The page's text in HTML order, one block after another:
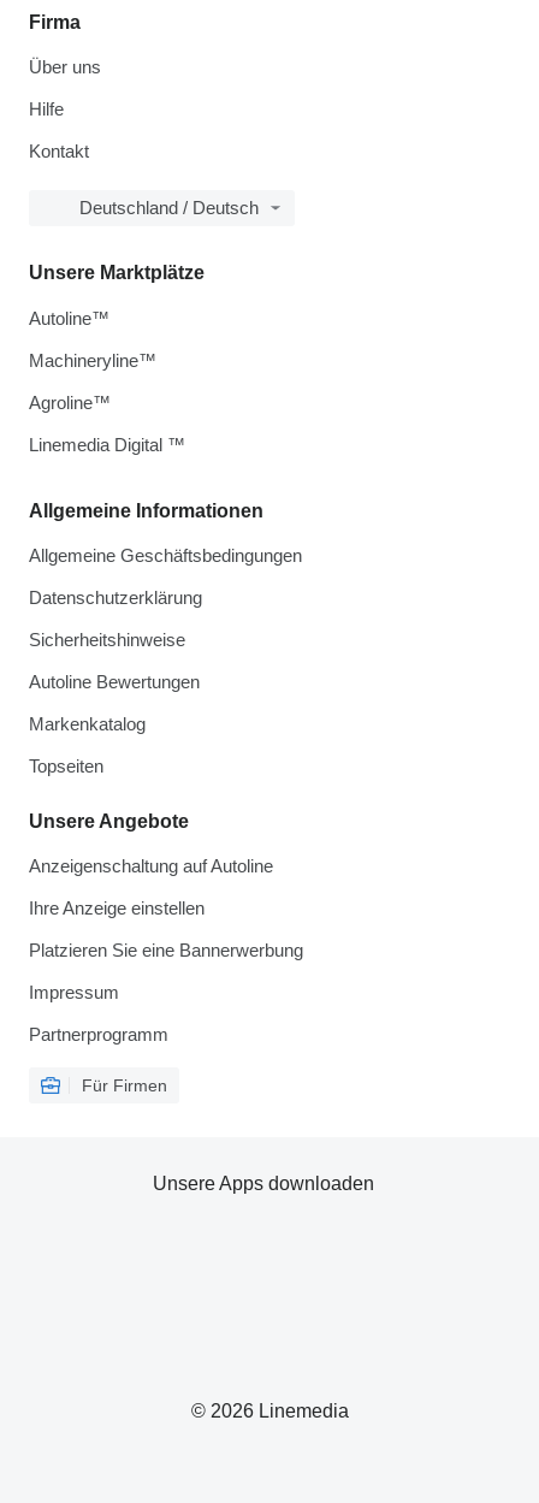
Firma
Über uns
Hilfe
Kontakt
Deutschland / Deutsch
Allgemeine Informationen
Allgemeine Geschäftsbedingungen
Datenschutzerklärung
Sicherheitshinweise
Autoline Bewertungen
Markenkatalog
Topseiten
Unsere Angebote
Anzeigenschaltung auf Autoline
Ihre Anzeige einstellen
Platzieren Sie eine Bannerwerbung
Impressum
Partnerprogramm
Für Firmen
Unsere Marktplätze
Autoline™
Machineryline™
Agroline™
Linemedia Digital ™
© 2026 Linemedia
Unsere Apps downloaden